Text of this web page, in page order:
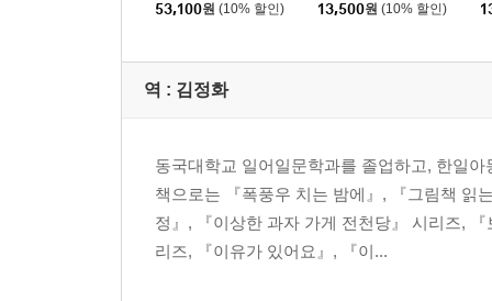
53,100원 (10% 할인) 13,500원 (10% 할인)
역 : 김정화
동국대학교 일어일문학과를 졸업하고, 한일
책으로는 『폭풍우 치는 밤에』, 『그림책 읽
정』, 『이상한 과자 가게 전천당』 시리즈,
리즈, 『이유가 있어요』, 『이...